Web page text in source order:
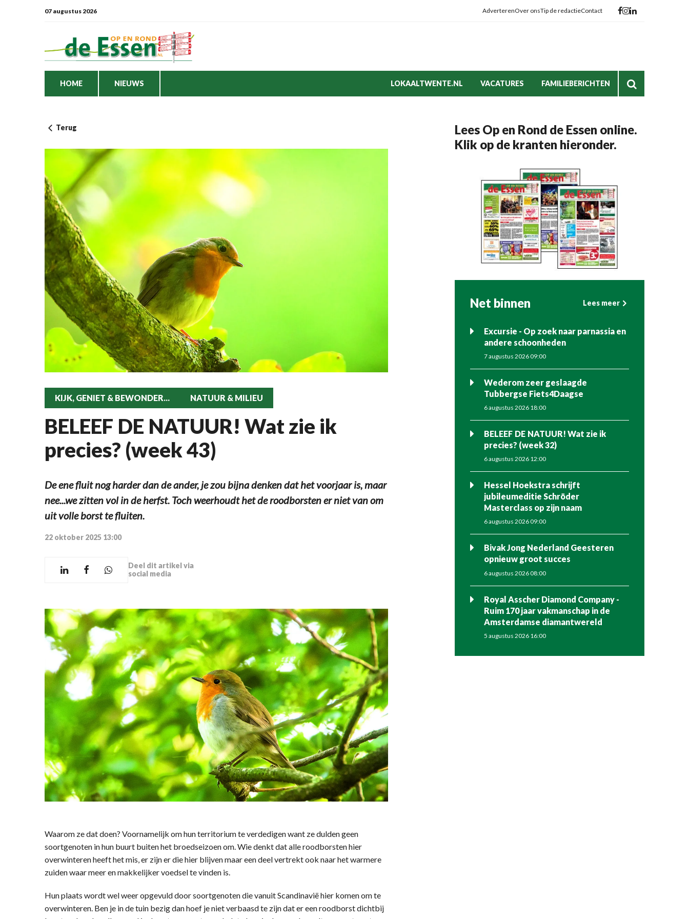
07 augustus 2026 AdverterenOver onsTip de redactieContact
HOME NIEUWS LOKAALTWENTE.NL VACATURES FAMILIEBERICHTEN
Terug
KIJK, GENIET & BEWONDER... NATUUR & MILIEU
BELEEF DE NATUUR! Wat zie ik
precies? (week 43)
De ene fluit nog harder dan de ander, je zou bijna denken dat het voorjaar is, maar
nee...we zitten vol in de herfst. Toch weerhoudt het de roodborsten er niet van om
uit volle borst te fluiten.
22 oktober 2025 13:00
Deel dit artikel via
social media
Waarom ze dat doen? Voornamelijk om hun territorium te verdedigen want ze dulden geen
soortgenoten in hun buurt buiten het broedseizoen om. Wie denkt dat alle roodborsten hier
overwinteren heeft het mis, er zijn er die hier blijven maar een deel vertrekt ook naar het warmere
zuiden waar meer en makkelijker voedsel te vinden is.
Hun plaats wordt wel weer opgevuld door soortgenoten die vanuit Scandinavië hier komen om te
overwinteren. Ben je in de tuin bezig dan hoef je niet verbaasd te zijn dat er een roodborst dichtbij
Lees Op en Rond de Essen online.
Klik op de kranten hieronder.
Net binnen Lees meer
Excursie - Op zoek naar parnassia en
andere schoonheden
7 augustus 2026 09:00
Wederom zeer geslaagde
Tubbergse Fiets4Daagse
6 augustus 2026 18:00
BELEEF DE NATUUR! Wat zie ik
precies? (week 32)
6 augustus 2026 12:00
Hessel Hoekstra schrijft
jubileumeditie Schröder
Masterclass op zijn naam
6 augustus 2026 09:00
Bivak Jong Nederland Geesteren
opnieuw groot succes
6 augustus 2026 08:00
Royal Asscher Diamond Company -
Ruim 170 jaar vakmanschap in de
Amsterdamse diamantwereld
5 augustus 2026 16:00